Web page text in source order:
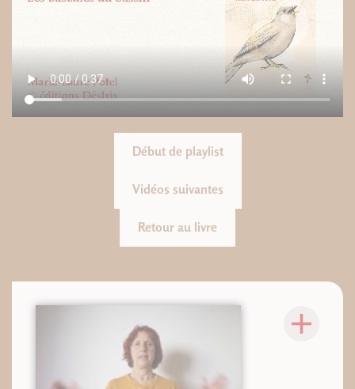
Début de playlist
Vidéos suivantes
Retour au livre